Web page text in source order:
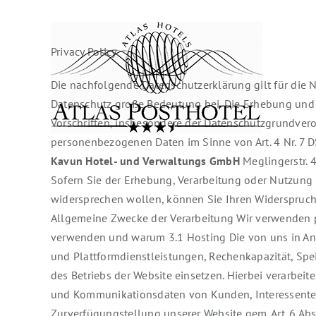
Privacy Policy
Die nachfolgende Datenschutzerklärung gilt für die
Datenschutz große Bedeutung bei. Die Erhebung
Vorschriften, insbesondere der
personenbezogenen Daten im Sinne von Art. 4 Nr. 7
Kavun Hotel- und Verwaltungs GmbHMeglingerstr. 49 D – 81477 München Telefon: +49 89 21537404 -0 Fax: +49 89 21537404 -159 E-Mail: info@kavungruppe.de Sofern Sie der Erhebung, Verarbeitung oder Nutzung Ihrer Daten durch uns nach Maßgabe dieser Datenschutzbestimmungen insgesamt oder für einzelne Maßnahmen widersprechen wollen, können Sie Ihren Widerspruch an den Verantwortlichen richten. Sie können diese Datenschutzerklärung jederzeit speichern und ausdrucken. 2 Allgemeine Zwecke der Verarbeitung Wir verwenden personenbezogene Daten zum Zweck des Betriebs der Website und für Reservierung, Buchung. 3 Welche Daten wir verwenden und warum 3.1 Hosting Die von uns in Anspruch genommenen Hosting-Leistungen dienen der Zurverfügungstellung der folgenden Leistungen: Infrastruktur- und Plattformdienstleistungen, Rechenkapazität, Speicherplatz und Datenbankdienste, Sicherheitsleistungen sowie technische Wartungsleistungen, die wir zum Zweck des Betriebs der Website einsetzen. Hierbei verarbeiten wir, bzw. unser Hostinganbieter Bestandsdaten, Kontaktdaten, Inhaltsdaten, Vertragsdaten, Nutzungsdaten, Meta- und Kommunikationsdaten von Kunden,